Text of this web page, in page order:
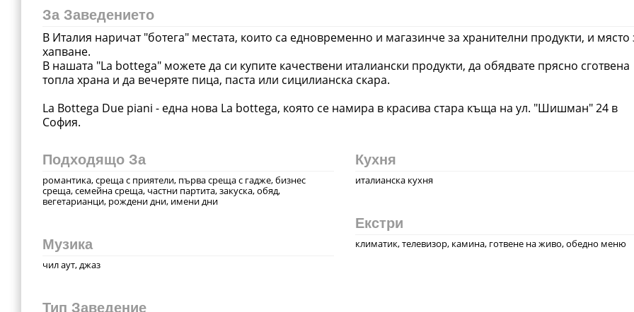
За Заведението
В Италия наричат "ботега" местата, които са едновременно и магазинче за хранителни продукти, и място
хапване.
В нашата "La bottega" можете да си купите качествени италиански продукти, да обядвате прясно сготвена
топла храна и да вечеряте пица, паста или сицилианска скара.
La Bottega Due piani - eдна нова La bottega, която се намира в красива стара къща на ул. "Шишман" 24 в
София.
Подходящо За
романтика, среща с приятели, първа среща с гадже, бизнес
среща, семейна среща, частни партита, закуска, обяд,
вегетарианци, рождени дни, имени дни
Музика
чил аут, джаз
Тип Заведение
Кухня
италианска кухня
Екстри
климатик, телевизор, камина, готвене на живо, обедно меню